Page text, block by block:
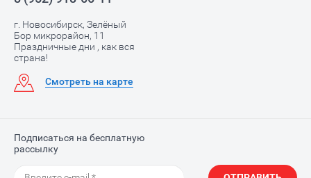
г. Новосибирск, Зелёный
Бор микрорайон, 11
Праздничные дни , как вся
страна!
Смотреть на карте
Подписаться на бесплатную
рассылку